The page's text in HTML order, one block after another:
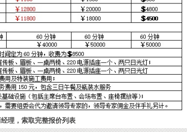
理，索取完整报价列表